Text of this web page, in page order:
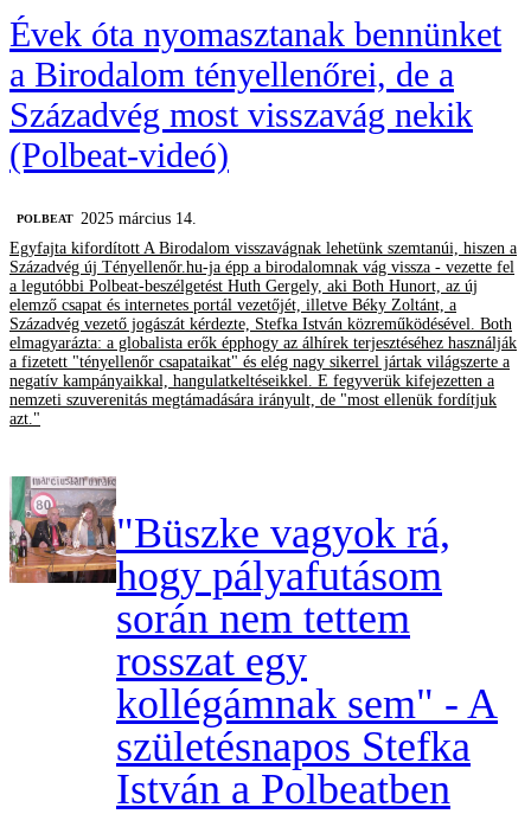
Évek óta nyomasztanak bennünket
a Birodalom tényellenőrei, de a
Századvég most visszavág nekik
(Polbeat-videó)
‎POLBEAT
2025 március 14.
Egyfajta kifordított A Birodalom visszavágnak lehetünk szemtanúi, hiszen a
Századvég új Tényellenőr.hu-ja épp a birodalomnak vág vissza - vezette fel
a legutóbbi Polbeat-beszélgetést Huth Gergely, aki Both Hunort, az új
elemző csapat és internetes portál vezetőjét, illetve Béky Zoltánt, a
Századvég vezető jogászát kérdezte, Stefka István közreműködésével. Both
elmagyarázta: a globalista erők épphogy az álhírek terjesztéséhez használják
a fizetett "tényellenőr csapataikat" és elég nagy sikerrel jártak világszerte a
negatív kampányaikkal, hangulatkeltéseikkel. E fegyverük kifejezetten a
nemzeti szuverenitás megtámadására irányult, de "most ellenük fordítjuk
azt."
"Büszke vagyok rá,
hogy pályafutásom
során nem tettem
rosszat egy
kollégámnak sem" - A
születésnapos Stefka
István a Polbeatben